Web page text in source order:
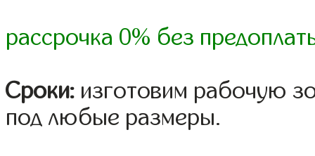
рассрочка 0% без
Сроки: изготовим рабочую
под любые размеры.